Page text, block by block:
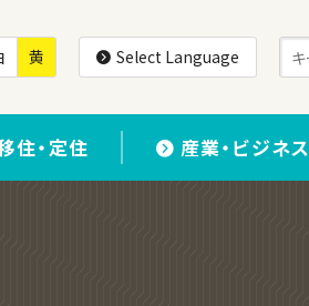
黄 Select Language
住・定住 産業・ビジネス